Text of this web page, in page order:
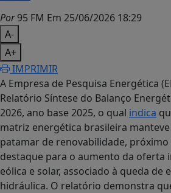
Por95 FM Em 25/06/2026 18:29
A-
A+
IMPRIMIR
A Empresa de Pesquisa Energética
Relatório Síntese do Balanço
2026, ano base 2025, o qual indica
matriz energética brasileira
patamar de renovabilidade, próximo
destaque para o aumento da oferta
eólica e solar, associado à queda de
hidráulica. O relatório demonstra